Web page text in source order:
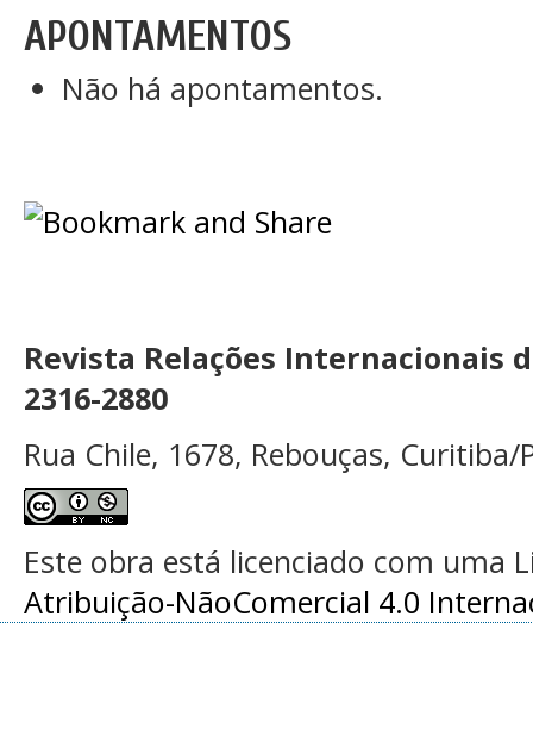
APONTAMENTOS
Não há apontamentos.
Revista Relações Internacionais
2316-2880
Rua Chile, 1678, Rebouças, Curitiba/
Este obra está licenciado com uma
Atribuição-NãoComercial 4.0